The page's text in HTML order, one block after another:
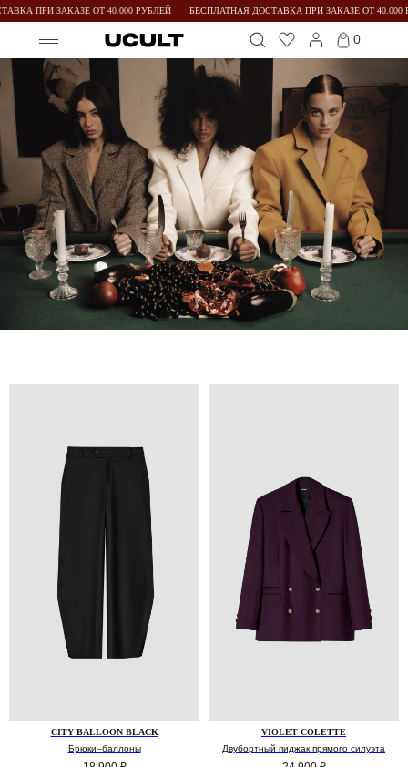
ПРИ ЗАКАЗЕ ОТ 40.000 РУБЛЕЙ БЕСПЛАТНАЯ ДОСТАВКА ПРИ ЗАКАЗЕ ОТ 40.000
0
CITY BALLOON BLACK
Брюки–баллоны
VIOLET COLETTE
Двубортный пиджак прямого силуэта